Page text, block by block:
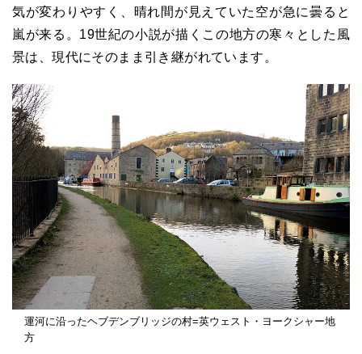
気が変わりやすく、晴れ間が見えていた空が急に曇ると
嵐が来る。19世紀の小説が描くこの地方の寒々とした風
景は、現代にそのまま引き継がれています。
運河に沿ったヘブデンブリッジの村=英ウェスト・ヨークシャー地
方